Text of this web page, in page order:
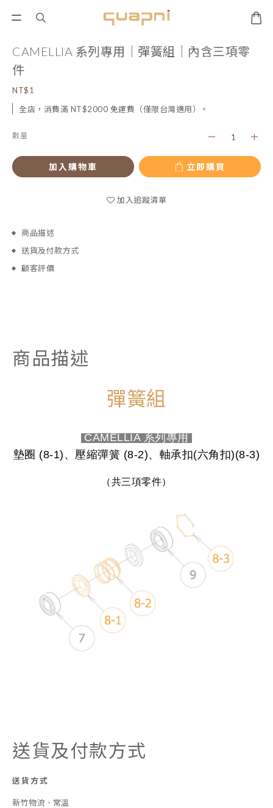
CAMELLIA 系列專用｜彈簧組｜內含三項零
件
NT$1
全店，消費滿 NT$2000 免運費（僅限台灣適用）。
數量
加入購物車 立即購買
加入追蹤清單
商品描述
送貨及付款方式
顧客評價
商品描述
彈簧組
CAMELLIA 系列專用
墊圈 (8-1)、 壓縮彈簧 (8-2)、 軸承扣(六角扣)(8-3)
（共三項零件）
送貨及付款方式
送貨方式
新竹物流 - 常溫